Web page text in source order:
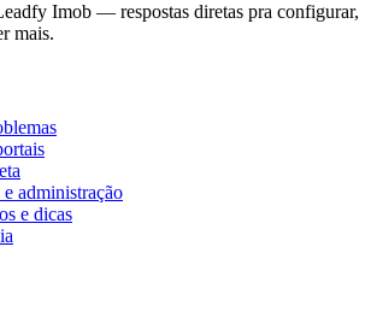
Imob — respostas diretas pra configurar,
mais.
administração
e dicas